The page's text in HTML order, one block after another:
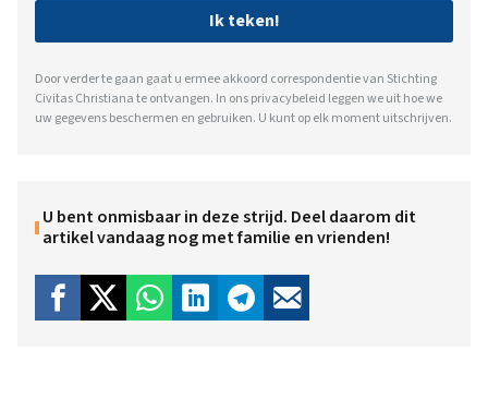
Ik teken!
Door verder te gaan gaat u ermee akkoord correspondentie van Stichting
Civitas Christiana te ontvangen. In onsprivacybeleid leggen we uit hoe we
uw gegevens beschermen en gebruiken. U kunt op elk moment uitschrijven.
U bent onmisbaar in deze strijd. Deel daarom dit
artikel vandaag nog met familie en vrienden!